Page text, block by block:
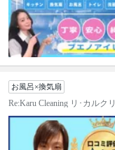
お風呂×換気扇
Re:Karu Cleaning リ･カルク